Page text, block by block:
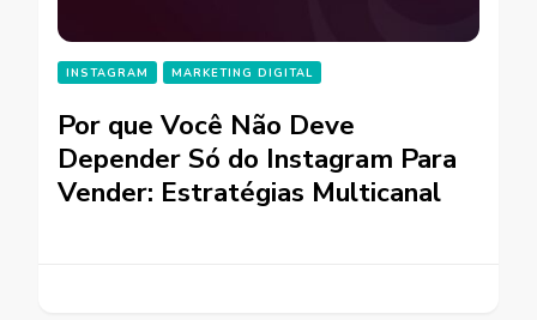
INSTAGRAM MARKETING DIGITAL
Por que Você Não Deve
Depender Só do Instagram Para
Vender: Estratégias Multicanal